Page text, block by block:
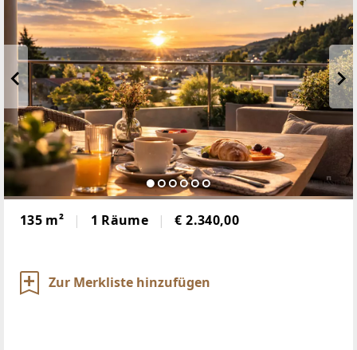
135 m² 1 Räume € 2.340,00
Zur Merkliste hinzufügen